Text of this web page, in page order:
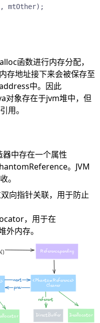
, mtOther);
函数进行内存分配，
存地址接下来会被保存至
中。因此
对象存在于jvm堆中，但
用。
中存在一个属性
。JVM
。
向指针关联，用于防止
，用于在
内存。